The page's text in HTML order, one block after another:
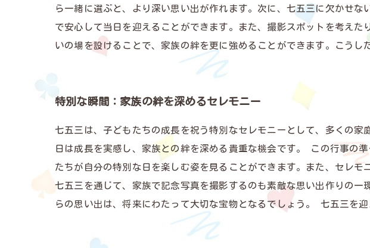
ら一緒に選ぶと、より深い思い出が作れます。次に、七五三に欠かせ
で安心して当日を迎えることができます。また、撮影スポットを考え
いの場を設けることで、家族の絆を更に強めることができます。こう
特別な瞬間：家族の絆を深めるセレモニー
七五三は、子どもたちの成長を祝う特別なセレモニーとして、多くの
日は成長を実感し、家族との絆を深める貴重な機会です。 この行事の
たちが自分の特別な日を楽しむ姿を見ることができます。また、セレ
七五三を通じて、家族で記念写真を撮影するのも素敵な思い出作りの
らの思い出は、将来にわたって大切な宝物となるでしょう。 七五三を